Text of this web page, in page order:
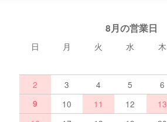
8月の営業日
日 月 火 水 木
2
3 4 5 6
9 10 11 12 13